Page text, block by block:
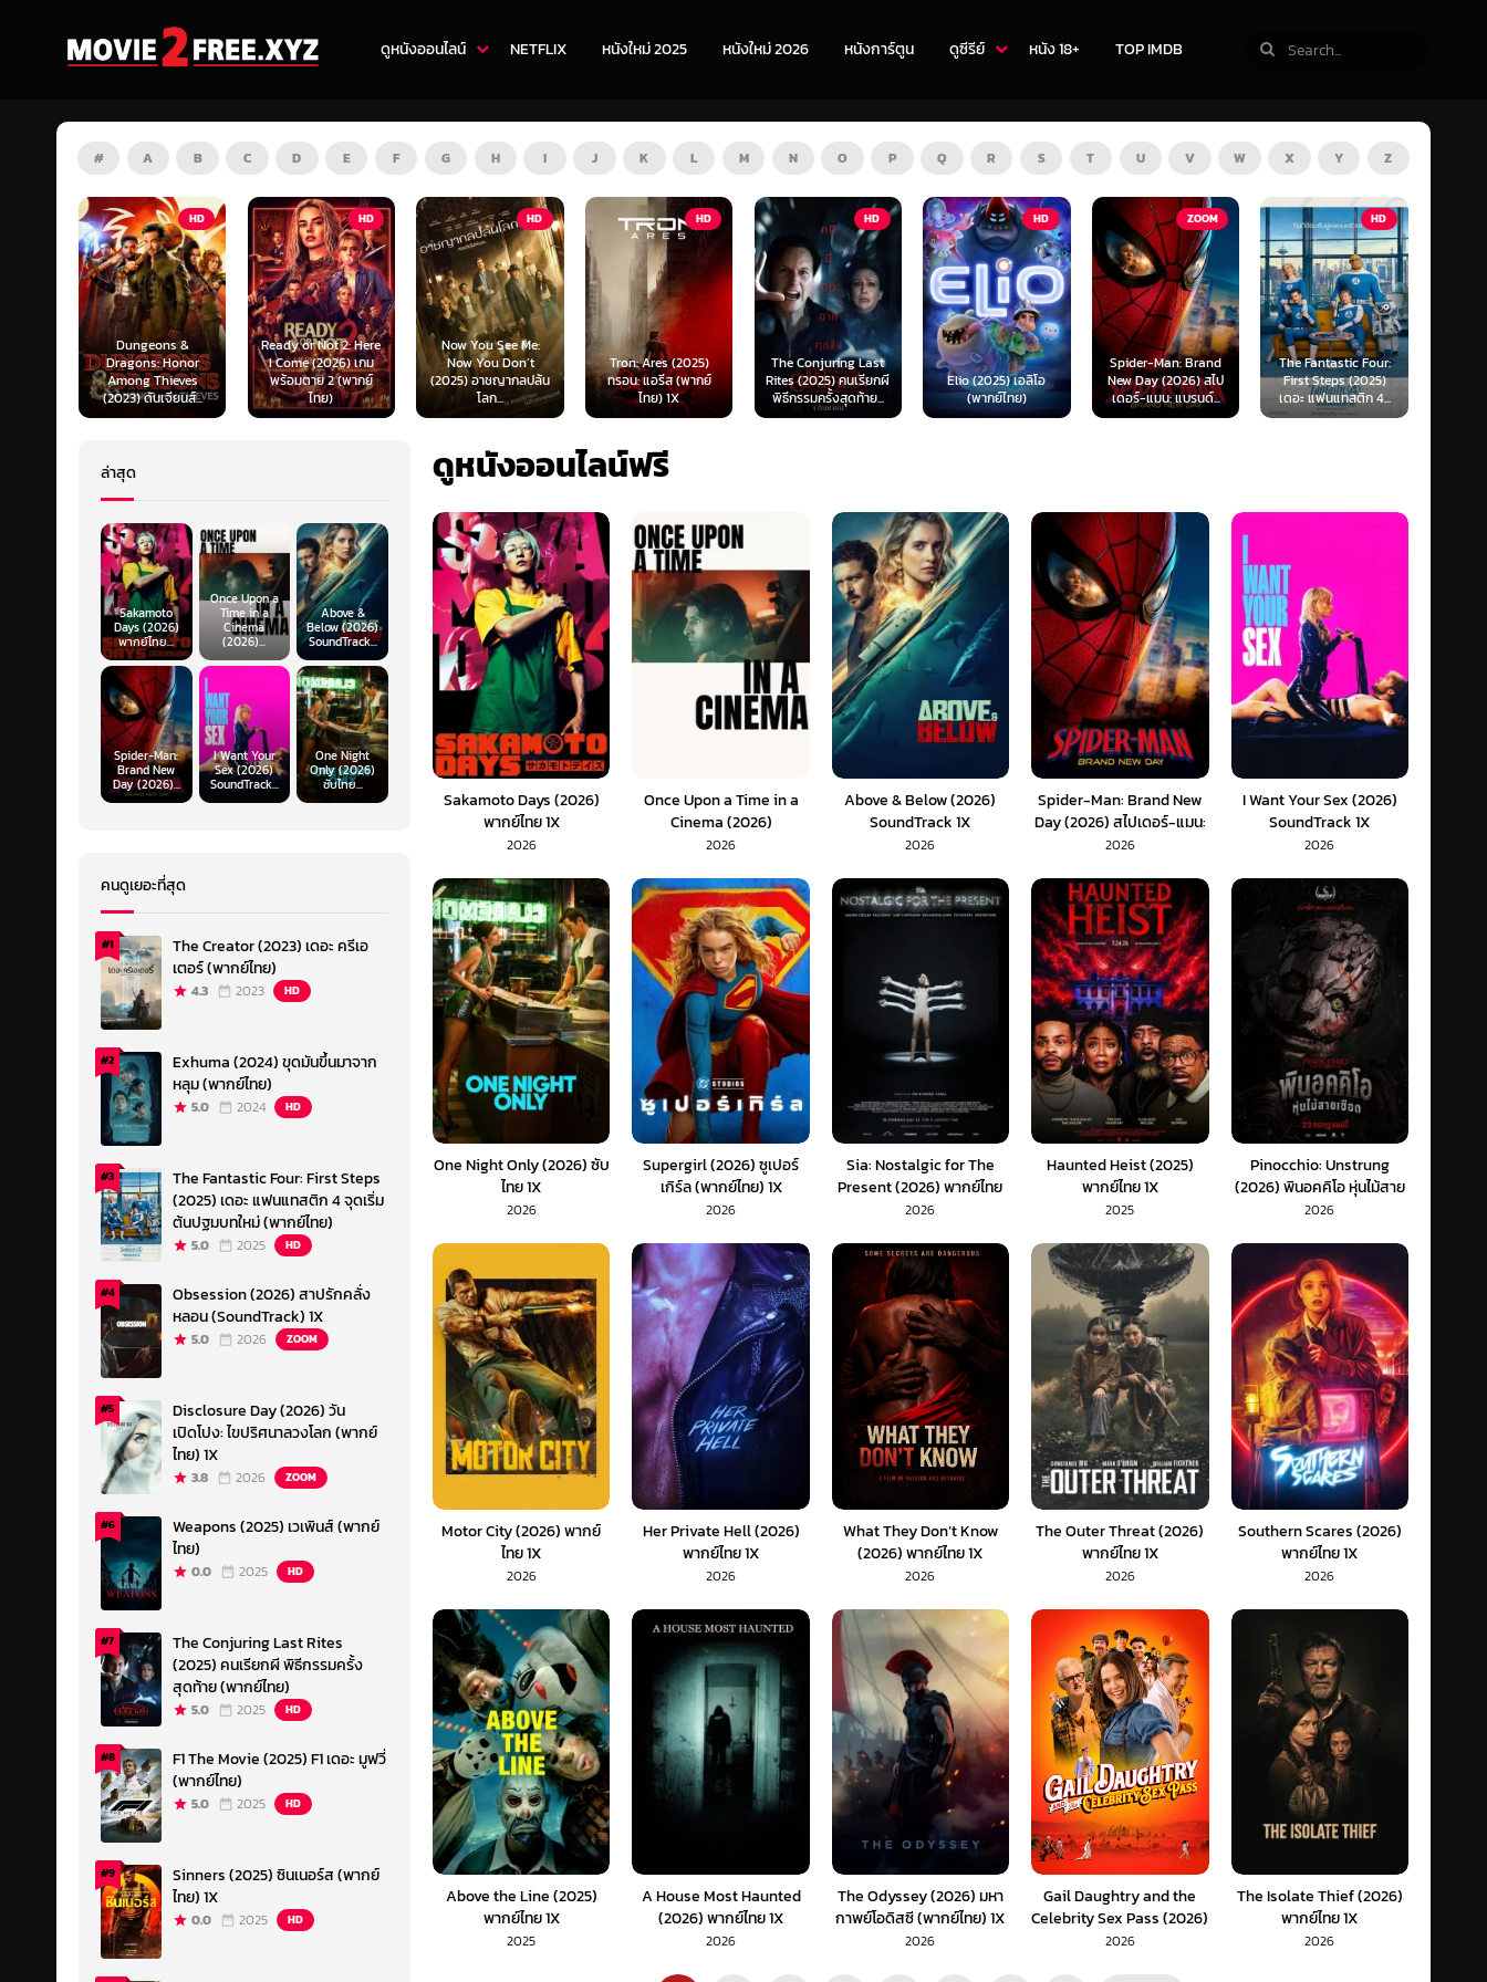
ดูหนังออนไลน์ NETFLIX หนังใหม่ 2025 หนังใหม่ 2026 หนังการ์ตูน ดูซีรีย์ หนัง 18+ TOP IMDB
# A B C D E F G H I J K L M N O P Q R S T U V W X Y Z
HD
Ready or Not 2: Here
I Come (2026) เกม
พร้อมตาย 2 (พากย์
ไทย)
HD
Now You See Me:
Now You Don’t
(2025) อาชญากลปล้น
โลก...
HD
Tron: Ares (2025)
ทรอน: แอรีส (พากย์
ไทย) 1X
HD
The Conjuring Last
Rites (2025) คนเรียกผี
พิธีกรรมครั้งสุดท้าย...
HD
Elio (2025) เอลิโอ
(พากย์ไทย)
ZOOM
Spider-Man: Brand
New Day (2026) สไป
เดอร์-แมน: แบรนด์...
HD
The Fantastic Four:
First Steps (2025)
เดอะ แฟนแทสติก 4...
HD
Kraken (2025) คราเคน
เลื้อยสยอง 20,000
โยชน์...
ดูหนังออนไลน์ฟรี
Sakamoto Days (2026)
พากย์ไทย 1X
2026
Once Upon a Time in a
Cinema (2026)
SoundTrack 1X
2026
Above & Below (2026)
SoundTrack 1X
2026
Spider-Man: Brand New
Day (2026) สไปเดอร์-แมน:
แบรนด์ นิว เดย์ (พากย์ไทย)
2026
I Want Your Sex (2026)
SoundTrack 1X
2026
One Night Only (2026) ซับ
ไทย 1X
2026
Supergirl (2026) ซูเปอร์
เกิร์ล (พากย์ไทย) 1X
2026
Sia: Nostalgic for The
Present (2026) พากย์ไทย
1X
2026
Haunted Heist (2025)
พากย์ไทย 1X
2025
Pinocchio: Unstrung
(2026) พินอคคิโอ หุ่นไม้สาย
เชือด (พากย์ไทย) 1X
2026
Motor City (2026) พากย์
ไทย 1X
2026
Her Private Hell (2026)
พากย์ไทย 1X
2026
What They Don’t Know
(2026) พากย์ไทย 1X
2026
The Outer Threat (2026)
พากย์ไทย 1X
2026
Southern Scares (2026)
พากย์ไทย 1X
2026
Above the Line (2025)
พากย์ไทย 1X
2025
A House Most Haunted
(2026) พากย์ไทย 1X
2026
The Odyssey (2026) มหา
กาพย์โอดิสซี (พากย์ไทย) 1X
2026
Gail Daughtry and the
Celebrity Sex Pass (2026)
พากย์ไทย 1X
2026
The Isolate Thief (2026)
พากย์ไทย 1X
2026
ล่าสุด
Sakamoto
Days (2026)
พากย์ไทย...
Once Upon a
Time in a
Cinema
(2026)...
Above &
Below (2026)
SoundTrack...
Spider-Man:
Brand New
Day (2026)...
I Want Your
Sex (2026)
SoundTrack...
One Night
Only (2026)
ซับไทย...
คนดูเยอะที่สุด
#1
The Creator (2023) เดอะ ครีเอ
เตอร์ (พากย์ไทย)
4.3 2023 HD
#2
Exhuma (2024) ขุดมันขึ้นมาจาก
หลุม (พากย์ไทย)
5.0 2024 HD
#3
The Fantastic Four: First Steps
(2025) เดอะ แฟนแทสติก 4 จุดเริ่ม
ต้นปฐมบทใหม่ (พากย์ไทย)
5.0 2025 HD
#4
Obsession (2026) สาปรักคลั่ง
หลอน (SoundTrack) 1X
5.0 2026 ZOOM
#5
Disclosure Day (2026) วัน
เปิดโปง: ไขปริศนาลวงโลก (พากย์
ไทย) 1X
3.8 2026 ZOOM
#6
Weapons (2025) เวเพินส์ (พากย์
ไทย)
0.0 2025 HD
#7
The Conjuring Last Rites
(2025) คนเรียกผี พิธีกรรมครั้ง
สุดท้าย (พากย์ไทย)
5.0 2025 HD
#8
F1 The Movie (2025) F1 เดอะ มูฟวี่
(พากย์ไทย)
5.0 2025 HD
#9
Sinners (2025) ซินเนอร์ส (พากย์
ไทย) 1X
0.0 2025 HD